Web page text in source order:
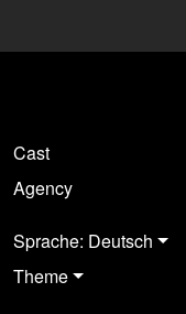
Cast
Agency
Sprache: Deutsch
Theme